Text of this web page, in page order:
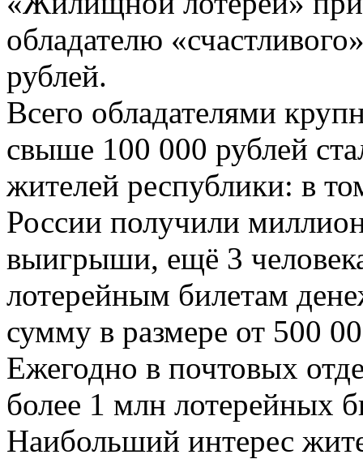
обладателю
рублей.
Всего обладателями
свыше 100 000 рублей
жителей республики: в
России получили
выигрыши, ещё 3
лотерейным билетам
сумму в размере от 500
Ежегодно в почтовых
более 1 млн лотерейных
Наибольший интерес